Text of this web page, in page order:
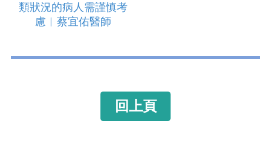
類狀況的病人需謹慎考
慮︱蔡宜佑醫師
回上頁